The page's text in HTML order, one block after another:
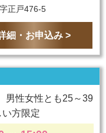
正戸476-5
細・お申込み >
性女性とも25～39
方限定